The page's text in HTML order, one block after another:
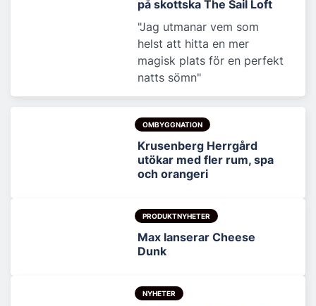
på skottska The Sail Loft
"Jag utmanar vem som
helst att hitta en mer
magisk plats för en perfekt
natts sömn"
OMBYGGNATION
Krusenberg Herrgård
utökar med fler rum, spa
och orangeri
PRODUKTNYHETER
Max lanserar Cheese
Dunk
NYHETER